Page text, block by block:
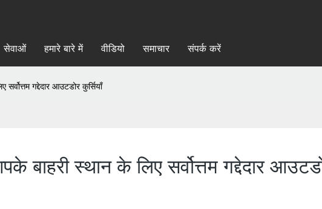
सेवाओं हमारे बारे में वीडियो समाचार संपर्क करें
गद्देदार आउटडोर कुर्सियाँ
स्थान के लिए सर्वोत्तम गद्देदार